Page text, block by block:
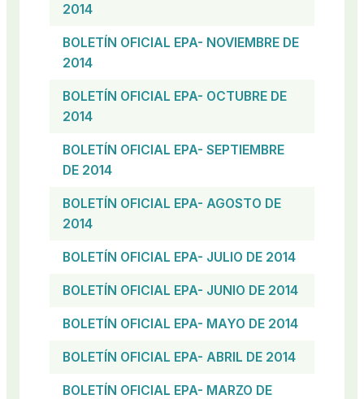
2014
BOLETÍN OFICIAL EPA- NOVIEMBRE DE
2014
BOLETÍN OFICIAL EPA- OCTUBRE DE
2014
BOLETÍN OFICIAL EPA- SEPTIEMBRE
DE 2014
BOLETÍN OFICIAL EPA- AGOSTO DE
2014
BOLETÍN OFICIAL EPA- JULIO DE 2014
BOLETÍN OFICIAL EPA- JUNIO DE 2014
BOLETÍN OFICIAL EPA- MAYO DE 2014
BOLETÍN OFICIAL EPA- ABRIL DE 2014
BOLETÍN OFICIAL EPA- MARZO DE